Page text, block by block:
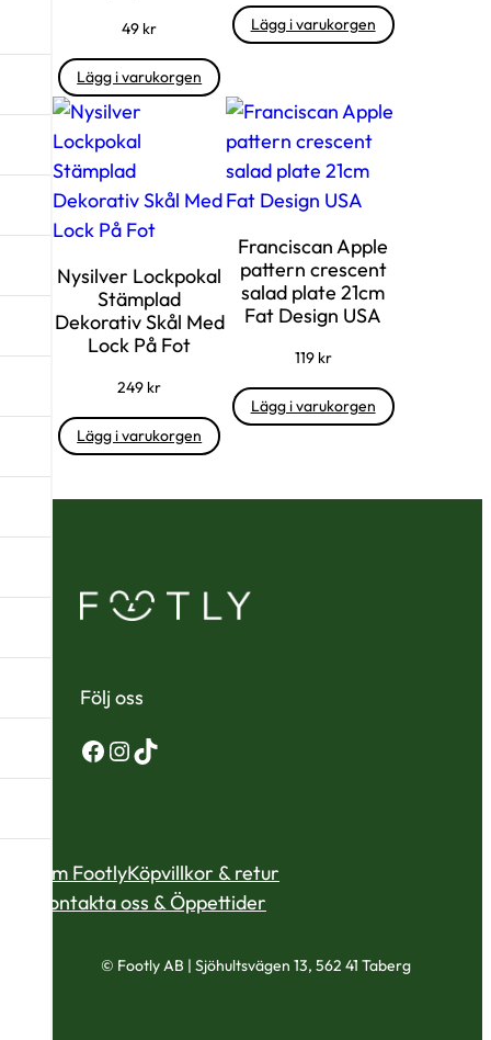
49 kr
Lägg i varukorgen
Lägg i varukorgen
Nysilver Lockpokal
Stämplad
Dekorativ Skål Med
Lock På Fot
249 kr
Lägg i varukorgen
Franciscan Apple
pattern crescent
salad plate 21cm
Fat Design USA
119 kr
Lägg i varukorgen
Följ oss
Facebook
Instagram
TikTok
Om FootlyKöpvillkor & retur
Kontakta oss & Öppettider
© Footly AB | Sjöhultsvägen 13, 562 41 Taberg